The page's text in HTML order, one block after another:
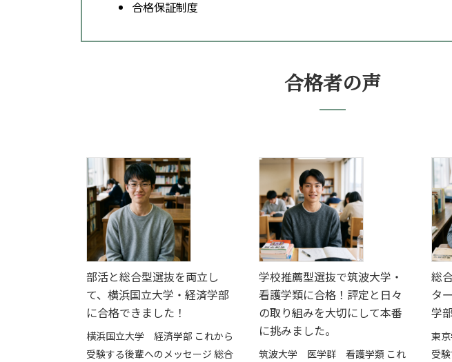
合格保証制度
合格者の声
部活と総合型選抜を両立し
て、横浜国立大学・経済学部
に合格できました！
横浜国立大学 経済学部 これから
受験する後輩へのメッセージ 総合
学校推薦型選抜で筑波大学・
看護学類に合格！評定と日々
の取り組みを大切にして本番
に挑みました。
筑波大学 医学群 看護学類 これ
総
タ
学
東
受